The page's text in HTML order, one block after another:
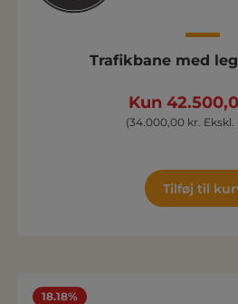
Trafikbane med
Kun
(34.000,00 kr.
Tilføj til
18.18%